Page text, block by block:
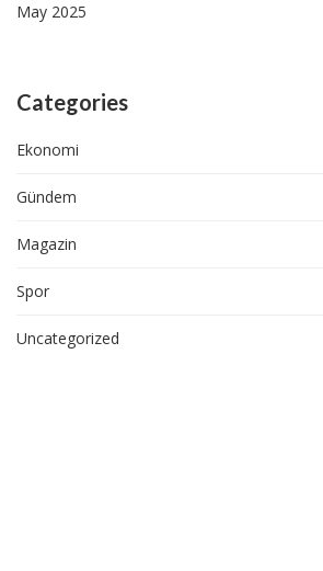
May 2025
Categories
Ekonomi
Gündem
Magazin
Spor
Uncategorized